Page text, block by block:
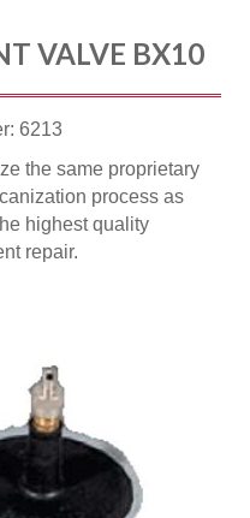
VALVE BX10
6213
the same proprietary
process as
highest quality
repair.